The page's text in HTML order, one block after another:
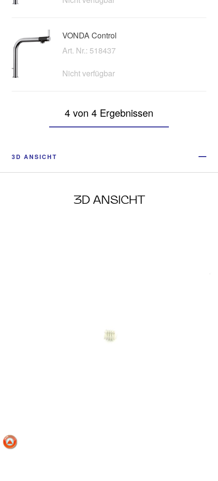
VONDA Control
Art. Nr.: 518437
Nicht verfügbar
4 von 4 Ergebnissen
3D ANSICHT
3D ANSICHT